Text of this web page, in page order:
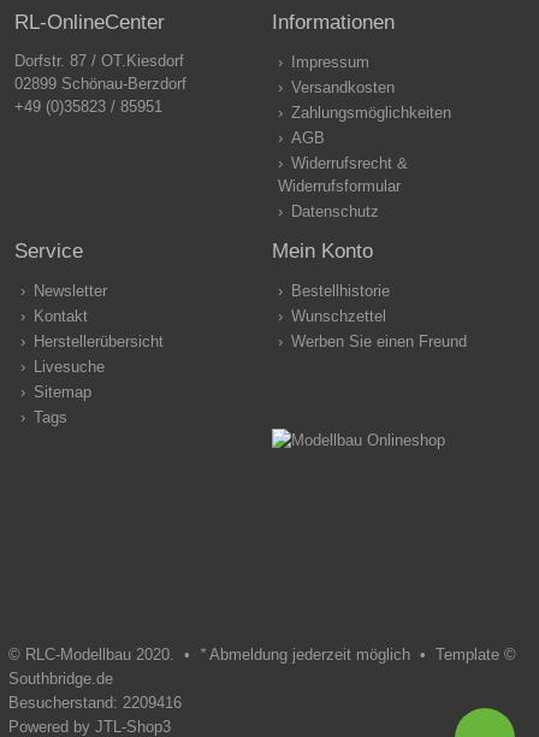
RL-OnlineCenter
Dorfstr. 87 / OT.Kiesdorf
02899 Schönau-Berzdorf
+49 (0)35823 / 85951
Informationen
Impressum
Versandkosten
Zahlungsmöglichkeiten
AGB
Widerrufsrecht &
Widerrufsformular
Datenschutz
Service
Newsletter
Kontakt
Herstellerübersicht
Livesuche
Sitemap
Tags
Mein Konto
Bestellhistorie
Wunschzettel
Werben Sie einen Freund
© RLC-Modellbau 2020. • *Abmeldung jederzeit möglich • Template ©
Southbridge.de
Besucherstand: 2209416
Powered by JTL-Shop3